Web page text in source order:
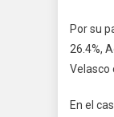
Por su
26.4%,
Velasco
En el